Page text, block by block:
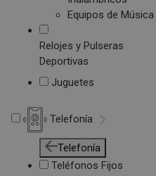
Equipos de Música
Relojes y Pulseras
Deportivas
Juguetes
Telefonía
Telefonía
Teléfonos Fijos